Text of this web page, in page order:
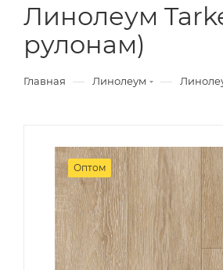
Линолеум
рулонам)
Главная — Линолеум —
Оптом